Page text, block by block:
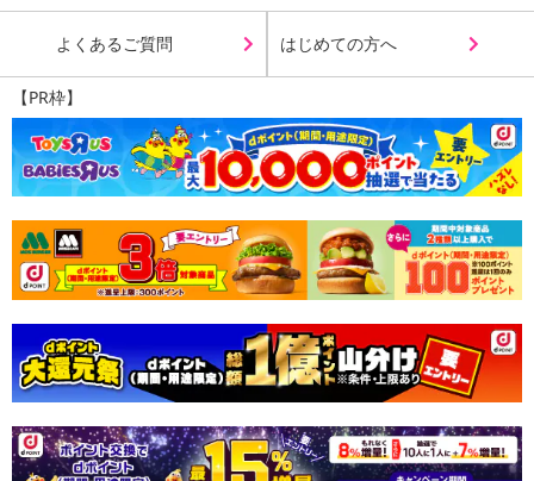
よくあるご質問 はじめての方へ
【PR枠】